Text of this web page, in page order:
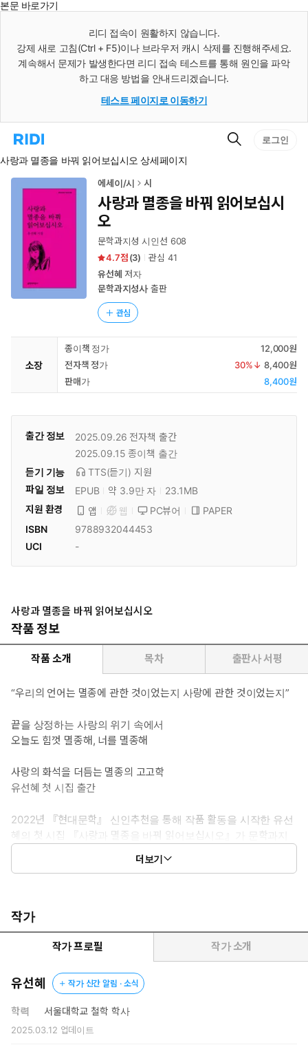
본문 바로가기
리디 접속이 원활하지 않습니다.
강제 새로 고침(Ctrl + F5)이나 브라우저 캐시 삭제를 진행해주세요.
계속해서 문제가 발생한다면 리디 접속 테스트를 통해 원인을 파악
하고 대응 방법을 안내드리겠습니다.
테스트 페이지로 이동하기
리
홈
로
검
로그인
사랑과 멸종을 바꿔 읽어보십시오 상세페이지
에세이/시 시
사랑과 멸종을 바꿔 읽어보십시
오
문학과지성 시인선 608
4.7
(3) 관심 41
유선혜 저자
문학과지성사출판
관심
소장
종이책 정가
12,000원
전자책 정가
30%↓ 8,400원
판매가
8,400원
출간 정보 2025.09.26 전자책 출간
2025.09.15 종이책 출간
듣기 기능
TTS(듣기) 지원
파일 정보
EPUB 약 3.9만 자
23.1MB
지원 환경
앱 웹 PC뷰어
PAPER
ISBN
9788932044453
UCI
-
사랑과 멸종을 바꿔 읽어보십시오
작품 정보
작품 소개 목차 출판사 서평
“우리의 언어는 멸종에 관한 것이었는지 사랑에 관한 것이었는지”
끝을 상정하는 사랑의 위기 속에서
오늘도 힘껏 멸종해, 너를 멸종해
사랑의 화석을 더듬는 멸종의 고고학
유선혜 첫 시집 출간
2022년 『현대문학』 신인추천을 통해 작품 활동을 시작한 유선
혜의 첫 시집 『사랑과 멸종을 바꿔 읽어보십시오』가 문학과지
성 시인선 608번으로 출간되었다. “지금 여기 이곳에 발 딛고 서
있으면서 보고 듣고 만지고자 하는 열정”(심사평)으로 써 내려간
더보기
작가
작가 프로필 작가 소개
유선혜 작가 신간 알림 · 소식
학력 서울대학교 철학 학사
2025.03.12 업데이트